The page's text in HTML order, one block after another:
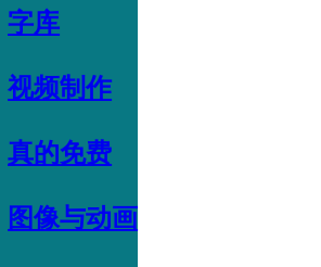
字库
视频制作
真的免费
图像与动画